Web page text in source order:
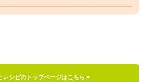
レシピのトップページはこちら >